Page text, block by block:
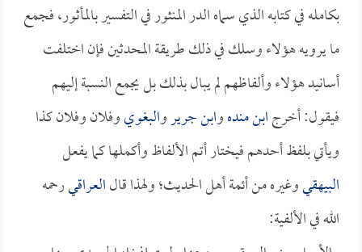
بكامله في كتابه الذي سماه الدر المنثور في التفسير بالمأثور، فجمع
ما يرويه هؤلاء وسلك في ذلك طريقة المحدثين فإن اختلفت
أسانيد هؤلاء وألفاظهم لم يبال بذلك بل يجمع النسبة إليهم
فيقول: أخرجابن مندهوابن جريروالبغويوفلان وفلان كذا
ويأتي بلفظ أحدهم فيختار أتم الألفاظ وأكملها كما يفعل
البيهقيوغيره من أئمة أهل الحديث؛ ولهذا قالالعراقيرحمه
الله في الألفية: